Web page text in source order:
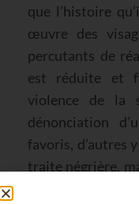
que l’histoire
œuvre des
percutants de
est réduite et
violence de la
dénonciation
favoris, d’autres
traite négrière,